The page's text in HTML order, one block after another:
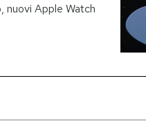
nuovi Apple Watch